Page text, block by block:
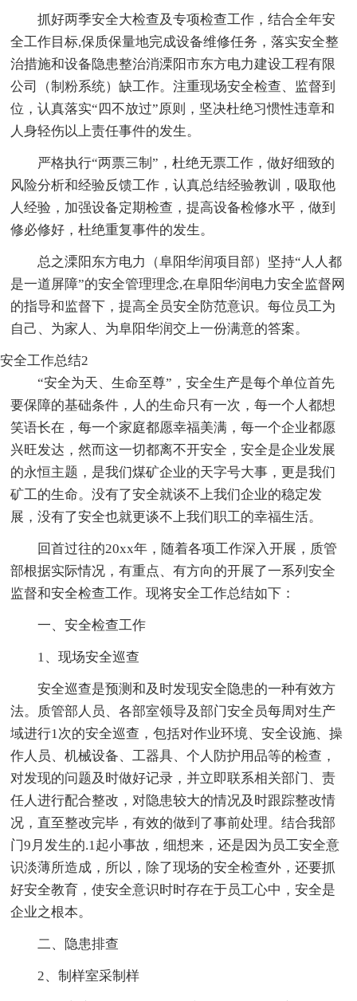
抓好两季安全大检查及专项检查工作，结合全年安
全工作目标,保质保量地完成设备维修任务，落实安全整
治措施和设备隐患整治消溧阳市东方电力建设工程有限
公司（制粉系统）缺工作。注重现场安全检查、监督到
位，认真落实“四不放过”原则，坚决杜绝习惯性违章和
人身轻伤以上责任事件的发生。
严格执行“两票三制”，杜绝无票工作，做好细致的
风险分析和经验反馈工作，认真总结经验教训，吸取他
人经验，加强设备定期检查，提高设备检修水平，做到
修必修好，杜绝重复事件的发生。
总之溧阳东方电力（阜阳华润项目部）坚持“人人都
是一道屏障”的安全管理理念,在阜阳华润电力安全监督网
的指导和监督下，提高全员安全防范意识。每位员工为
自己、为家人、为阜阳华润交上一份满意的答案。
安全工作总结2
“安全为天、生命至尊”，安全生产是每个单位首先
要保障的基础条件，人的生命只有一次，每一个人都想
笑语长在，每一个家庭都愿幸福美满，每一个企业都愿
兴旺发达，然而这一切都离不开安全，安全是企业发展
的永恒主题，是我们煤矿企业的天字号大事，更是我们
矿工的生命。没有了安全就谈不上我们企业的稳定发
展，没有了安全也就更谈不上我们职工的幸福生活。
回首过往的20xx年，随着各项工作深入开展，质管
部根据实际情况，有重点、有方向的开展了一系列安全
监督和安全检查工作。现将安全工作总结如下：
一、安全检查工作
1、现场安全巡查
安全巡查是预测和及时发现安全隐患的一种有效方
法。质管部人员、各部室领导及部门安全员每周对生产
域进行1次的安全巡查，包括对作业环境、安全设施、操
作人员、机械设备、工器具、个人防护用品等的检查，
对发现的问题及时做好记录，并立即联系相关部门、责
任人进行配合整改，对隐患较大的情况及时跟踪整改情
况，直至整改完毕，有效的做到了事前处理。结合我部
门9月发生的.1起小事故，细想来，还是因为员工安全意
识淡薄所造成，所以，除了现场的安全检查外，还要抓
好安全教育，使安全意识时时存在于员工心中，安全是
企业之根本。
二、隐患排查
2、制样室采制样